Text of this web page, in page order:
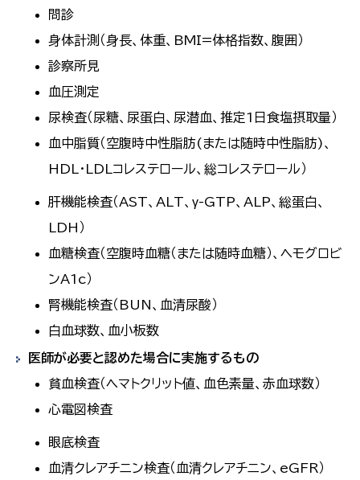
問診
身体計測（身長、体重、BMI=体格指数、腹囲）
診察所見
血圧測定
尿検査（尿糖、尿蛋白、尿潜血、推定1日食塩摂取量）
血中脂質（空腹時中性脂肪(または随時中性脂肪)、
HDL・LDLコレステロール、総コレステロール）
肝機能検査（AST、ALT、γ-GTP、ALP、総蛋白、
LDH）
血糖検査（空腹時血糖（または随時血糖）、ヘモグロビ
ンA1c）
腎機能検査（BUN、血清尿酸）
白血球数、血小板数
医師が必要と認めた場合に実施するもの
貧血検査（ヘマトクリット値、血色素量、赤血球数）
心電図検査
眼底検査
血清クレアチニン検査（血清クレアチニン、eGFR）